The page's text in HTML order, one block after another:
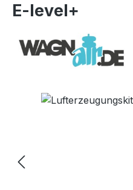
E-level+
Bildergalerie überspringen